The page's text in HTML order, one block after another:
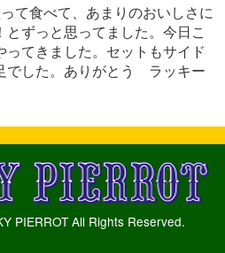
て食べて、あまりのおいしさに
ずっと思ってました。今日こ
てきました。セットもサイド
でした。ありがとう ラッキー
PIERROT All Rights Reserved.